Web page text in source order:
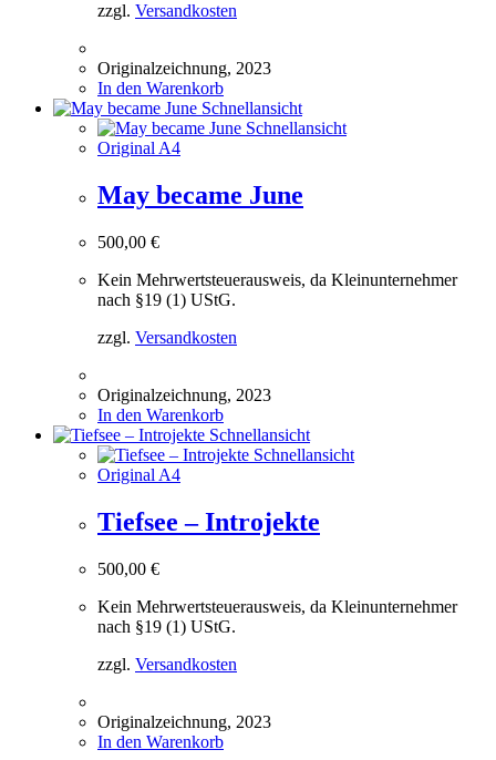
zzgl. Versandkosten
Originalzeichnung, 2023
In den Warenkorb
Schnellansicht
Schnellansicht
Original A4
May became June
500,00 €
Kein Mehrwertsteuerausweis, da Kleinunternehmer
nach §19 (1) UStG.
zzgl. Versandkosten
Originalzeichnung, 2023
In den Warenkorb
Schnellansicht
Schnellansicht
Original A4
Tiefsee – Introjekte
500,00 €
Kein Mehrwertsteuerausweis, da Kleinunternehmer
nach §19 (1) UStG.
zzgl. Versandkosten
Originalzeichnung, 2023
In den Warenkorb